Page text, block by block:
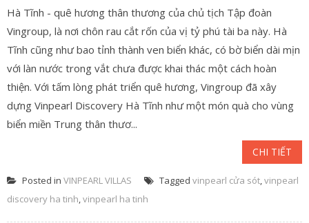
Hà Tĩnh - quê hương thân thương của chủ tịch Tập đoàn
Vingroup, là nơi chôn rau cắt rốn của vị tỷ phú tài ba này. Hà
Tĩnh cũng như bao tỉnh thành ven biển khác, có bờ biển dài mịn
với làn nước trong vắt chưa được khai thác một cách hoàn
thiện. Với tấm lòng phát triển quê hương, Vingroup đã xây
dựng Vinpearl Discovery Hà Tĩnh như một món quà cho vùng
biển miền Trung thân thươ...
CHI TIẾT
Posted in VINPEARL VILLAS Tagged vinpearl cửa sót,vinpearl
discovery ha tinh,vinpearl ha tinh